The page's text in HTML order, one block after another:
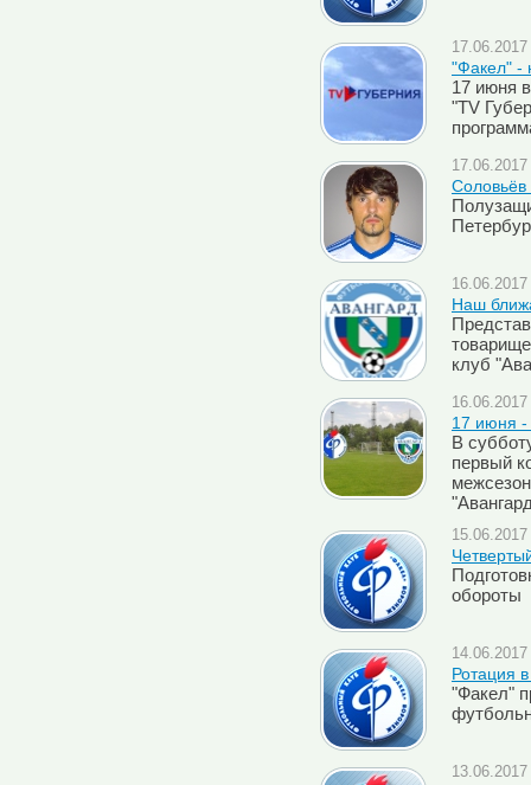
"Факел" -
17 июня
"TV
Соловьёв
Наш
клуб
17 июня -
В
первый
обороты
Ротация
"Факел"